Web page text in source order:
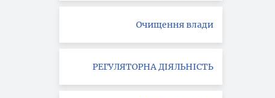
Очищення влади
РЕГУЛЯТОРНА ДІЯЛЬНІСТЬ